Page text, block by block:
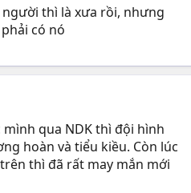
thì là xưa rồi, nhưng
có nó
qua NDK thì đội hình
hoàn và tiểu kiều. Còn lúc
thì đã rất may mắn mới